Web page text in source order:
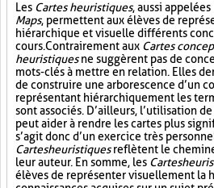
Les Cartes heuristiques, aussi appelées
Maps, permettent aux élèves de
hiérarchique et visuelle différents
cours. Contrairement aux Cartes
heuristiquesne suggèrent pas de
mots-clés à mettre en relation. Elles
de construire une arborescence d’un
représentant hiérarchiquement les
sont associés. D’ailleurs, l’utilisation
peut aider à rendre les cartes plus
s’agit donc d’un exercice très
Cartes heuristiquesreflètent le
leur auteur. En somme, les Cartes
élèves de représenter visuellement la